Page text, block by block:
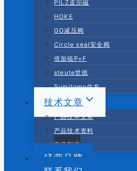
PILZ皮尔磁
HOKE
GO减压阀
Circle seal安全阀
倍加福P+F
steute世德
Sumitomo住友
技术文章
产品技术文章
产品技术资料
产品型号
经营品牌